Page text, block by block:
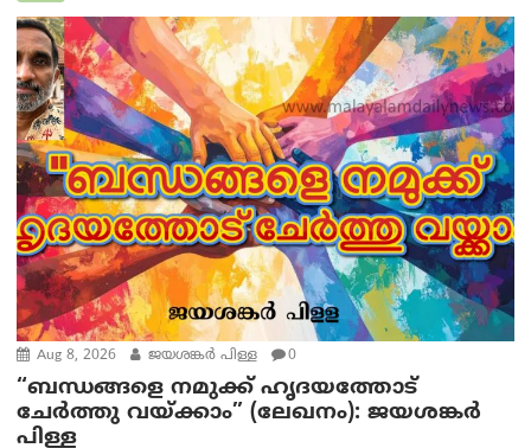
Aug 8, 2026 ജയശങ്കര്‍ പിള്ള 0
“ബന്ധങ്ങളെ നമുക്ക് ഹൃദയത്തോട്
ചേർത്തു വയ്ക്കാം” (ലേഖനം): ജയശങ്കര്‍
പിള്ള